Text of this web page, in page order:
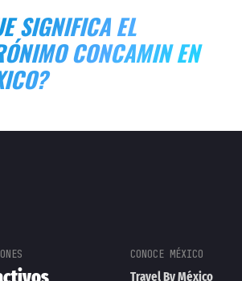
SIGNIFICA EL
CONCAMIN EN
Travel By México